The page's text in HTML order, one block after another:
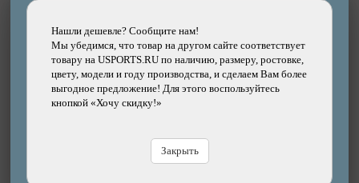
Нашли дешевле? Сообщите нам!
Мы убедимся, что товар на другом сайте соответствует
товару на USPORTS.RU по наличию, размеру, ростовке,
цвету, модели и году производства, и сделаем Вам более
выгодное предложение! Для этого воспользуйтесь
кнопкой «Хочу скидку!»
Закрыть
Подробнее
Тросик тормозной HORST нержавейка,
ниппель 7х6 мм 19 жил 1,5х2000 мм
Бренд: HORST